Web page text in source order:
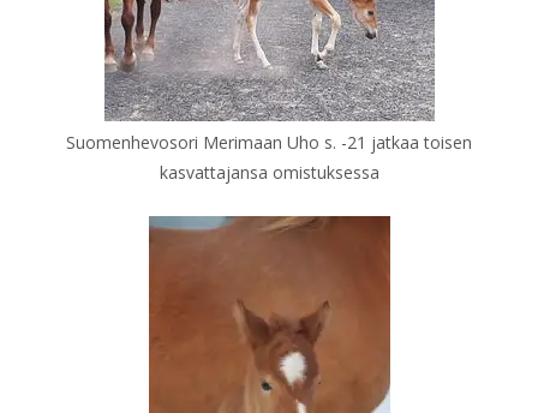
Suomenhevosori Merimaan Uho s. -21 jatkaa toisen
kasvattajansa omistuksessa